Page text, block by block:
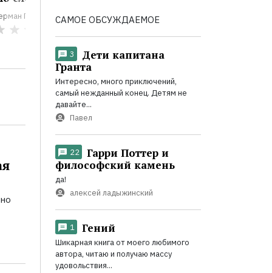
Гессе
Герман Гессе
САМОЕ ОБСУЖДАЕМОЕ
3
Дети капитана
Гранта
Интересно, много приключений,
самый нежданный конец. Детям не
давайте...
Павел
22
Гарри Поттер и
философский камень
да!
алексей ладыжинский
1 Гений
Шикарная книга от моего любимого
автора, читаю и получаю массу
удовольствия...